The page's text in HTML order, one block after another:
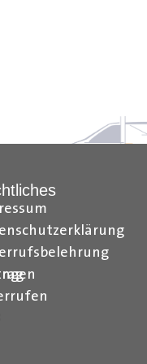
Citroen Jumpy
Dokker
Fiat
Courier
Ford